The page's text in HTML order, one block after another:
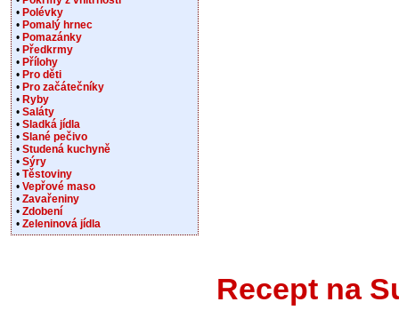
Recept na
• Polévky
• Pomalý hrnec
• Pomazánky
• Předkrmy
• Přílohy
• Pro děti
• Pro začátečníky
• Ryby
• Saláty
• Sladká jídla
• Slané pečivo
• Studená kuchyně
• Sýry
• Těstoviny
• Vepřové maso
• Zavařeniny
• Zdobení
• Zeleninová jídla